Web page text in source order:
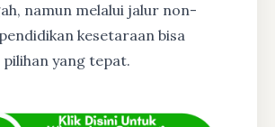
namun melalui jalur non-
kesetaraan bisa
yang tepat.